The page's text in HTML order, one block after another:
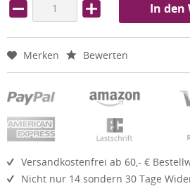
In den
Merken Bewerten
Versandkostenfrei ab 60,- €
Nicht nur 14 sondern 30 Tage